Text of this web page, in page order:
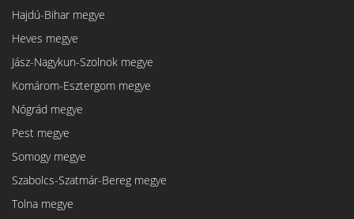
Hajdú-Bihar megye
Heves megye
Jász-Nagykun-Szolnok megye
Komárom-Esztergom megye
Nógrád megye
Pest megye
Somogy megye
Szabolcs-Szatmár-Bereg megye
Tolna megye